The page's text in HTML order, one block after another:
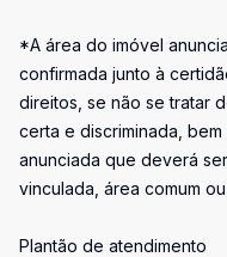
*A área do imóvel
confirmada junto à
direitos, se não se tratar
certa e discriminada,
anunciada que deverá
vinculada, área comum
Plantão de atendimento